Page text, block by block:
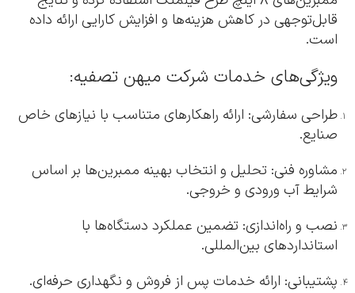
قابل‌توجهی در کاهش هزینه‌ها و افزایش کارایی ارائه داده
است.
ویژگی‌های خدمات شرکت میهن تصفیه:
طراحی سفارشی: ارائه راهکارهای متناسب با نیازهای خاص
صنایع.
مشاوره فنی: تحلیل و انتخاب بهینه ممبرین‌ها بر اساس
شرایط آب ورودی و خروجی.
نصب و راه‌اندازی: تضمین عملکرد دستگاه‌ها با
استانداردهای بین‌المللی.
پشتیبانی: ارائه خدمات پس از فروش و نگهداری حرفه‌ای.